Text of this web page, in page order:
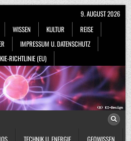
WISSEN KULTUR
REISE
IMPRESSUM U. DATENSCHUTZ
RICHTLINIE (EU)
9. AUGUST 2026
TECHNIK U. ENERGIE GEOWISSEN